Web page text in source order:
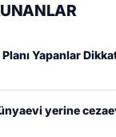
Yapanlar
yerine